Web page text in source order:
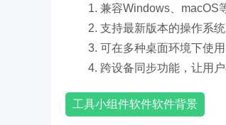
1. 兼容Windows、macOS
2. 支持最新版本的操作系
3. 可在多种桌面环境下使
4. 跨设备同步功能，让用
工具小组件软件软件背景